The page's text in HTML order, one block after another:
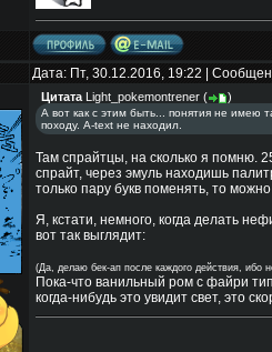
Дата: Пт, 30.12.2016, 19:22 |
Цитата Light_pokemontrener( )
А вот как с этим быть... понятия не имею
походу. A-text не находил.
Там спрайтцы, на сколько я помню.
спрайт, через эмуль находишь
только пару букв поменять, то
Я, кстати, немного, когда делать
вот так выглядит:
(Да, делаю бек-ап после каждого действия, ибо
Пока-что ванильный ром с файри
когда-нибудь это увидит свет, это